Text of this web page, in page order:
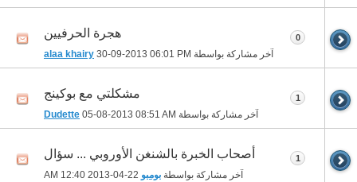
هجرة الحرفيين
آخر مشاركة بواسطة alaa khairy 30-09-2013 06:01 PM
0
مشكلتي مع بوكينج
آخر مشاركة بواسطة Dudette 05-08-2013 08:51 AM
1
أصحاب الخبرة بالشنغن الأوروبي ... سؤال
آخر مشاركة بواسطة بومبو 12:40 AM
1